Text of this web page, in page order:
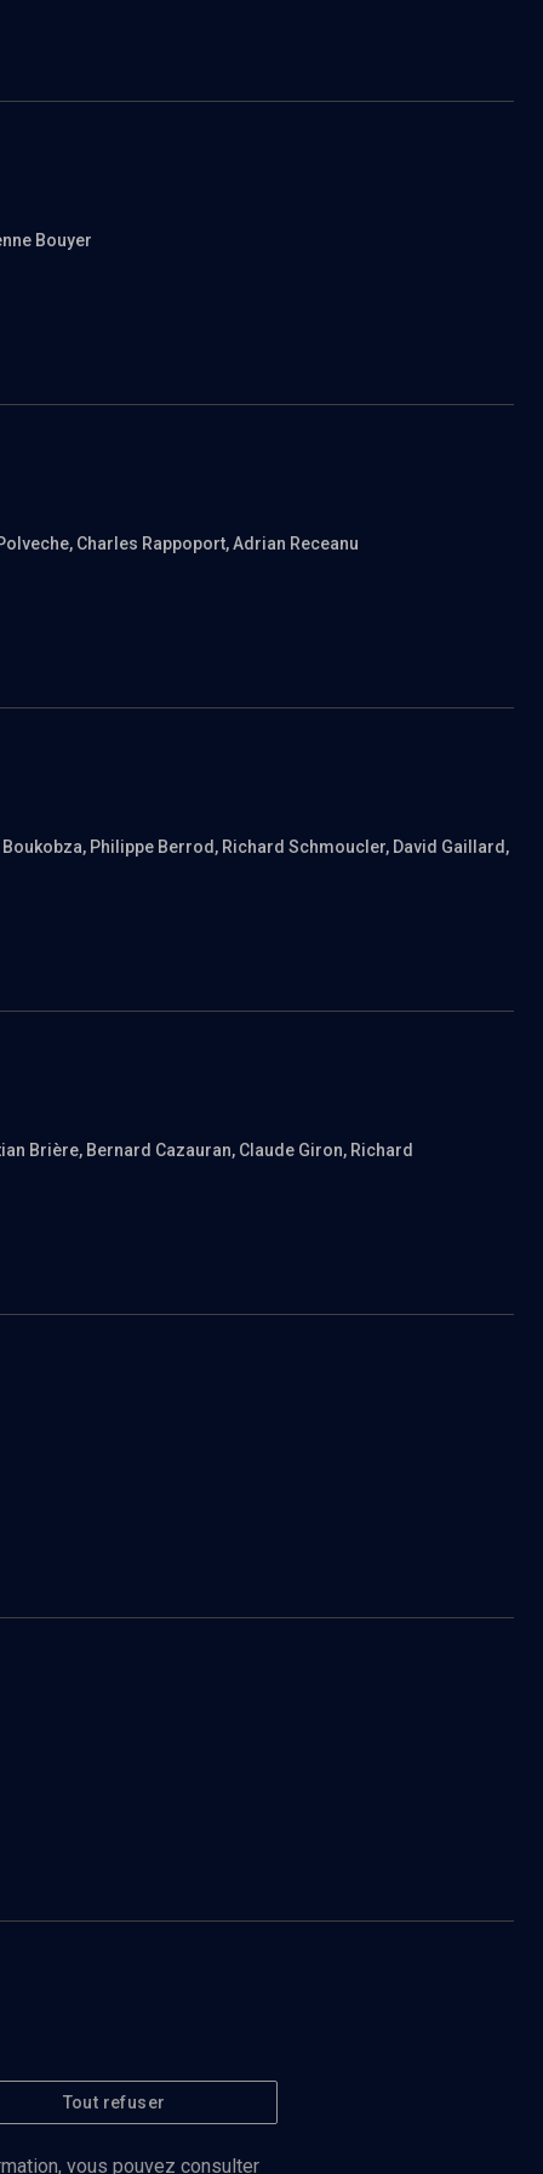
Bouyer
, Charles Rappoport, Adrian Receanu
Boukobza, Philippe Berrod , Richard Schmoucler, David Gaillard ,
Brière, Bernard Cazauran, Claude Giron, Richard
Tout refuser
vous pouvez consulter